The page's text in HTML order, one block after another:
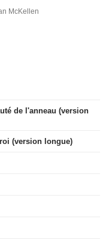
McKellen
de l'anneau (version
(version longue)